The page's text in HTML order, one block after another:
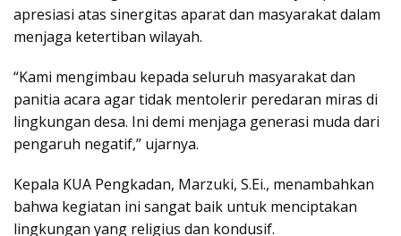
apresiasi atas sinergitas aparat dan masyarakat dalam
menjaga ketertiban wilayah.
“Kami mengimbau kepada seluruh masyarakat dan
panitia acara agar tidak mentolerir peredaran miras di
lingkungan desa. Ini demi menjaga generasi muda dari
pengaruh negatif,” ujarnya.
Kepala KUA Pengkadan, Marzuki, S.Ei., menambahkan
bahwa kegiatan ini sangat baik untuk menciptakan
lingkungan yang religius dan kondusif.